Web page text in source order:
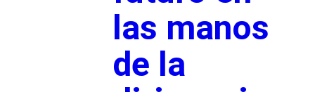
las manos
de la